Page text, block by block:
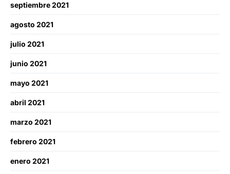
septiembre 2021
agosto 2021
julio 2021
junio 2021
mayo 2021
abril 2021
marzo 2021
febrero 2021
enero 2021